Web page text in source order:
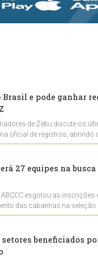
Brasil e pode ganhar
de Zebu discute os
oficial de registros, abrindo
27 equipes na
esgotou as inscrições
das cabanhas na seleção
beneficiados